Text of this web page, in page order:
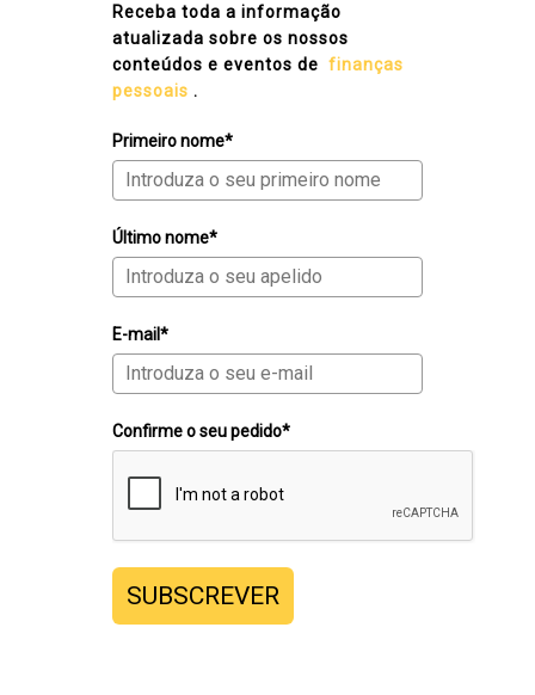
Receba toda a informação
atualizada sobre os nossos
conteúdos e eventos de finanças
pessoais .
Primeiro nome*
Último nome*
E-mail*
Confirme o seu pedido*
SUBSCREVER